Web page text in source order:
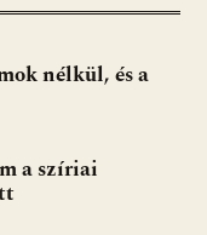
za
m
nélkül, és a
a szíriai